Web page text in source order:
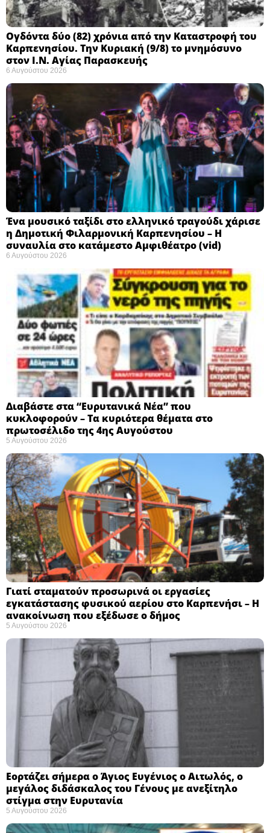
Ογδόντα δύο (82) χρόνια από την Καταστροφή του
Καρπενησίου. Την Κυριακή (9/8) το μνημόσυνο
στον Ι.Ν. Αγίας Παρασκευής
6 Αυγούστου 2026
Ένα μουσικό ταξίδι στο ελληνικό τραγούδι χάρισε
η Δημοτική Φιλαρμονική Καρπενησίου – Η
συναυλία στο κατάμεστο Αμφιθέατρο (vid)
6 Αυγούστου 2026
Διαβάστε στα “Ευρυτανικά Νέα” που
κυκλοφορούν – Τα κυριότερα θέματα στο
πρωτοσέλιδο της 4ης Αυγούστου
5 Αυγούστου 2026
Γιατί σταματούν προσωρινά οι εργασίες
εγκατάστασης φυσικού αερίου στο Καρπενήσι – Η
ανακοίνωση που εξέδωσε ο δήμος
5 Αυγούστου 2026
Εορτάζει σήμερα ο Άγιος Ευγένιος ο Αιτωλός, ο
μεγάλος διδάσκαλος του Γένους με ανεξίτηλο
στίγμα στην Ευρυτανία
5 Αυγούστου 2026